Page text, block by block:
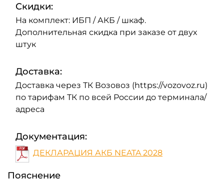
Скидки:
На комплект: ИБП / АКБ / шкаф.
Дополнительная скидка при заказе от двух
штук
Доставка:
Доставка через ТК Возовоз (https://vozovoz.ru)
по тарифам ТК по всей России до терминала/
адреса
Документация:
ДЕКЛАРАЦИЯ АКБ NEATA 2028
Пояснение